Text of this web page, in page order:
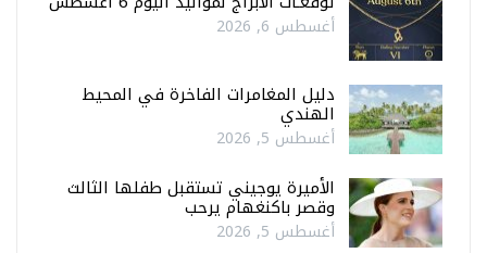
أغسطس 6, 2026
دليل المغامرات الفاخرة في المحيط
الهندي
أغسطس 5, 2026
الأميرة يوجيني تستقبل طفلها الثالث
وقصر باكنغهام يرحب
أغسطس 5, 2026